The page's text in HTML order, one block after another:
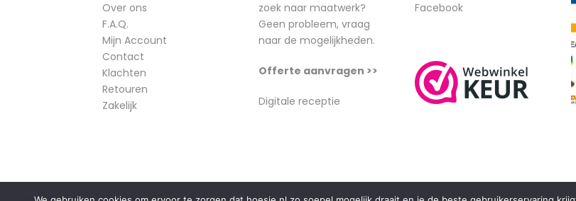
Over ons
F.A.Q.
Mijn Account
Contact
Klachten
Retouren
Zakelijk
zoek naar maatwerk?
Geen probleem, vraag
naar de mogelijkheden.
Offerte aanvragen >>
Digitale receptie
Facebook